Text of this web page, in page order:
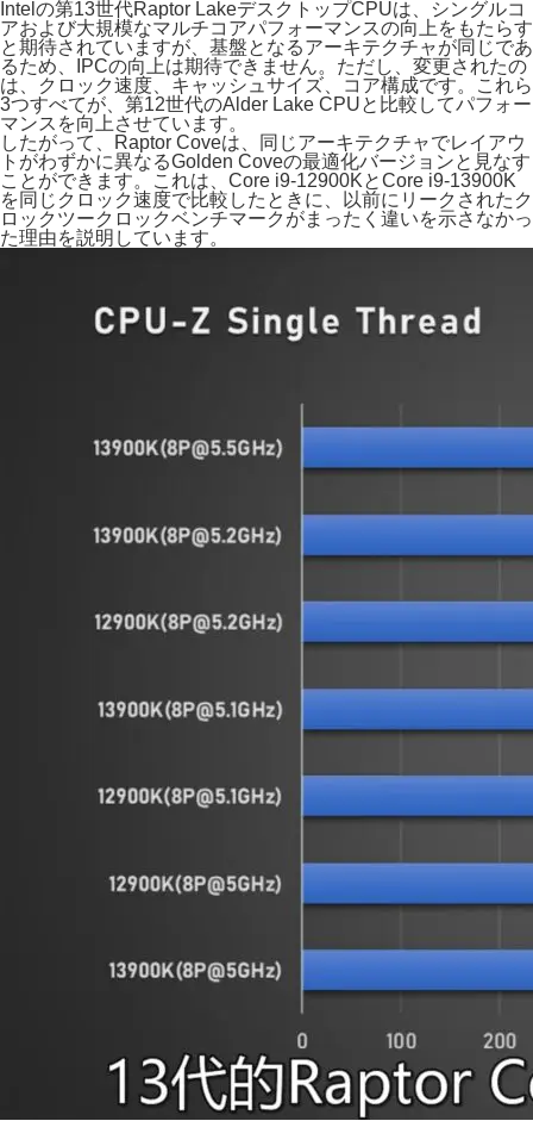
Intelの第13世代Raptor LakeデスクトップCPUは、シングルコ
アおよび大規模なマルチコアパフォーマンスの向上をもたらす
と期待されていますが、基盤となるアーキテクチャが同じであ
るため、IPCの向上は期待できません。ただし、変更されたの
は、クロック速度、キャッシュサイズ、コア構成です。これら
3つすべてが、第12世代のAlder Lake CPUと比較してパフォー
マンスを向上させています。
したがって、Raptor Coveは、同じアーキテクチャでレイアウ
トがわずかに異なるGolden Coveの最適化バージョンと見なす
ことができます。これは、Core i9-12900KとCore i9-13900K
を同じクロック速度で比較したときに、以前にリークされたク
ロックツークロックベンチマークがまったく違いを示さなかっ
た理由を説明しています。